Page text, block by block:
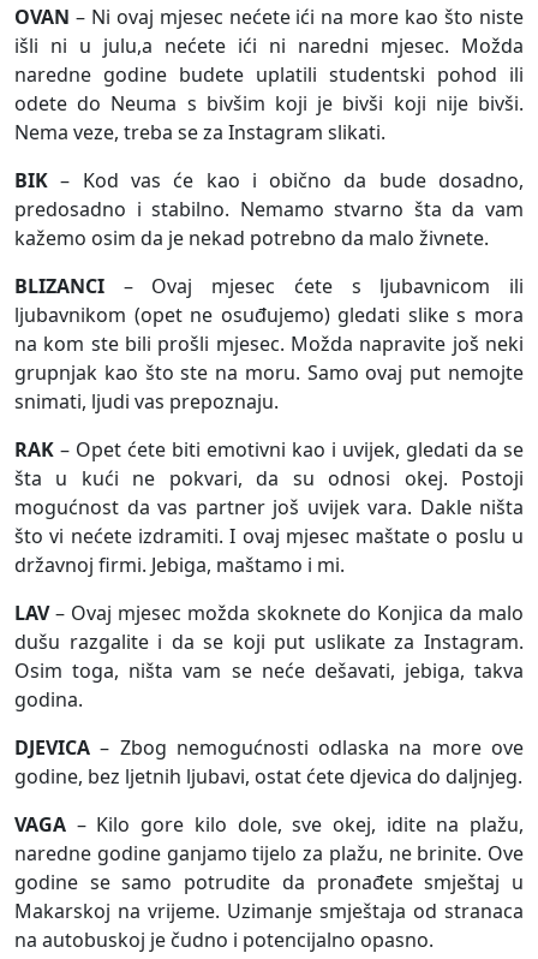
OVAN – Ni ovaj mjesec nećete ići na more kao što niste
išli ni u julu,a nećete ići ni naredni mjesec. Možda
naredne godine budete uplatili studentski pohod ili
odete do Neuma s bivšim koji je bivši koji nije bivši.
Nema veze, treba se za Instagram slikati.
BIK – Kod vas će kao i obično da bude dosadno,
predosadno i stabilno. Nemamo stvarno šta da vam
kažemo osim da je nekad potrebno da malo živnete.
BLIZANCI – Ovaj mjesec ćete s ljubavnicom ili
ljubavnikom (opet ne osuđujemo) gledati slike s mora
na kom ste bili prošli mjesec. Možda napravite još neki
grupnjak kao što ste na moru. Samo ovaj put nemojte
snimati, ljudi vas prepoznaju.
RAK – Opet ćete biti emotivni kao i uvijek, gledati da se
šta u kući ne pokvari, da su odnosi okej. Postoji
mogućnost da vas partner još uvijek vara. Dakle ništa
što vi nećete izdramiti. I ovaj mjesec maštate o poslu u
državnoj firmi. Jebiga, maštamo i mi.
LAV– Ovaj mjesec možda skoknete do Konjica da malo
dušu razgalite i da se koji put uslikate za Instagram.
Osim toga, ništa vam se neće dešavati, jebiga, takva
godina.
DJEVICA – Zbog nemogućnosti odlaska na more ove
godine, bez ljetnih ljubavi, ostat ćete djevica do daljnjeg.
VAGA – Kilo gore kilo dole, sve okej, idite na plažu,
naredne godine ganjamo tijelo za plažu, ne brinite. Ove
godine se samo potrudite da pronađete smještaj u
Makarskoj na vrijeme. Uzimanje smještaja od stranaca
na autobuskoj je čudno i potencijalno opasno.